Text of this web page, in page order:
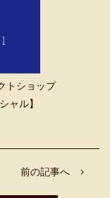
トショップ
ャル】
前の記事へ